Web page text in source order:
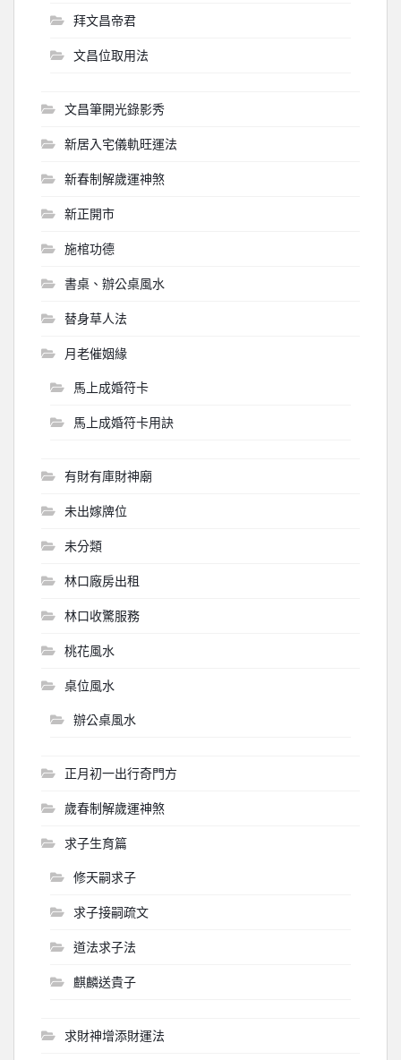
拜文昌帝君
文昌位取用法
文昌筆開光錄影秀
新居入宅儀軌旺運法
新春制解歲運神煞
新正開市
施棺功德
書桌、辦公桌風水
替身草人法
月老催姻緣
馬上成婚符卡
馬上成婚符卡用訣
有財有庫財神廟
未出嫁牌位
未分類
林口廠房出租
林口收驚服務
桃花風水
桌位風水
辦公桌風水
正月初一出行奇門方
歲春制解歲運神煞
求子生育篇
修天嗣求子
求子接嗣疏文
道法求子法
麒麟送貴子
求財神增添財運法